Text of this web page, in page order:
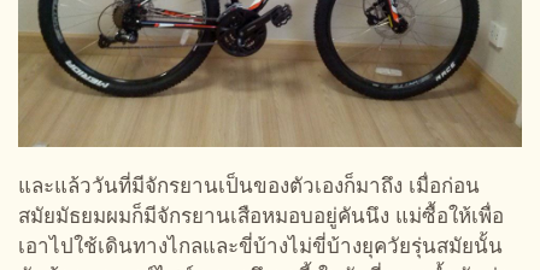
และแล้ววันที่มีจักรยานเป็นของตัวเองก็มาถึง เมื่อก่อน
สมัยมัธยมผมก็มีจักรยานเสือหมอบอยู่คันนึง แม่ซื้อให้เพื่อ
เอาไปใช้เดินทางไกลและขี่บ้างไม่ขี่บ้างยุควัยรุ่นสมัยนั้น